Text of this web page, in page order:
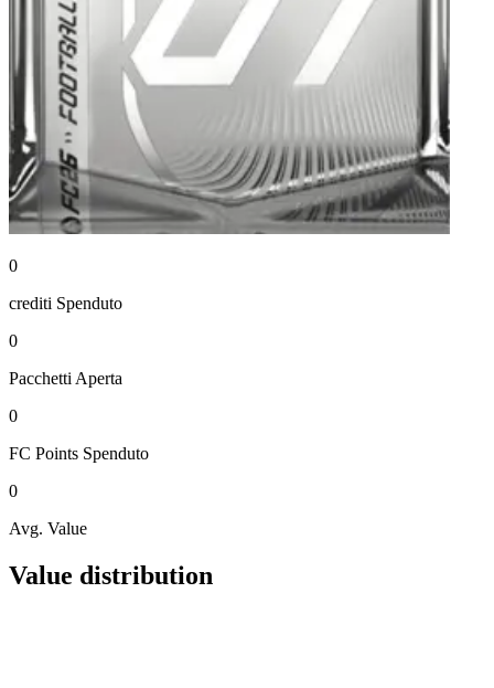
0
crediti Spenduto
0
Pacchetti Aperta
0
FC Points Spenduto
0
Avg. Value
Value distribution